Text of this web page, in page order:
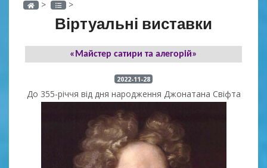
> >
Віртуальні виставки
«Майстер сатири та алегорій»
2022-11-28
До 355-річчя від дня народження Джонатана Свіфта